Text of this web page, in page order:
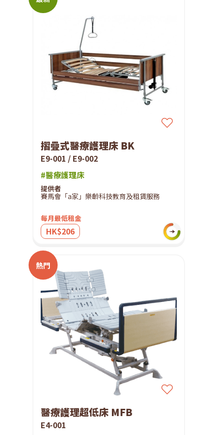
摺疊式醫療護理床 BK
E9-001 / E9-002
#醫療護理床
提供者
賽馬會「a家」樂齡科技教育及租賃服務
每月最低租金
HK$206
熱門
醫療護理超低床 MFB
E4-001